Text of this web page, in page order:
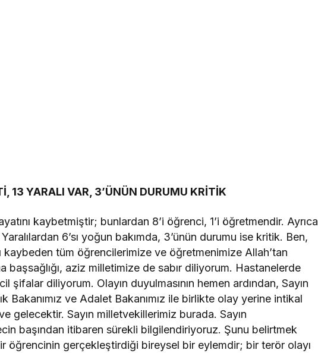
13 YARALI VAR, 3’ÜNÜN DURUMU KRİTİK
kaybetmiştir; bunlardan 8’i öğrenci, 1’i öğretmendir. Ayrıca
6’sı yoğun bakımda, 3’ünün durumu ise kritik. Ben,
kaybeden tüm öğrencilerimize ve öğretmenimize Allah’tan
başsağlığı, aziz milletimize de sabır diliyorum. Hastanelerde
şifalar diliyorum. Olayın duyulmasının hemen ardından, Sayın
Bakanımız ve Adalet Bakanımız ile birlikte olay yerine intikal
gelecektir. Sayın milletvekillerimiz burada. Sayın
başından itibaren sürekli bilgilendiriyoruz. Şunu belirtmek
öğrencinin gerçekleştirdiği bireysel bir eylemdir; bir terör olayı